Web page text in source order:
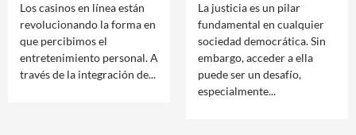
Los casinos en línea están
revolucionando la forma en
que percibimos el
entretenimiento personal. A
través de la integración de...
La justicia es un pilar
fundamental en cualquier
sociedad democrática. Sin
embargo, acceder a ella
puede ser un desafío,
especialmente...